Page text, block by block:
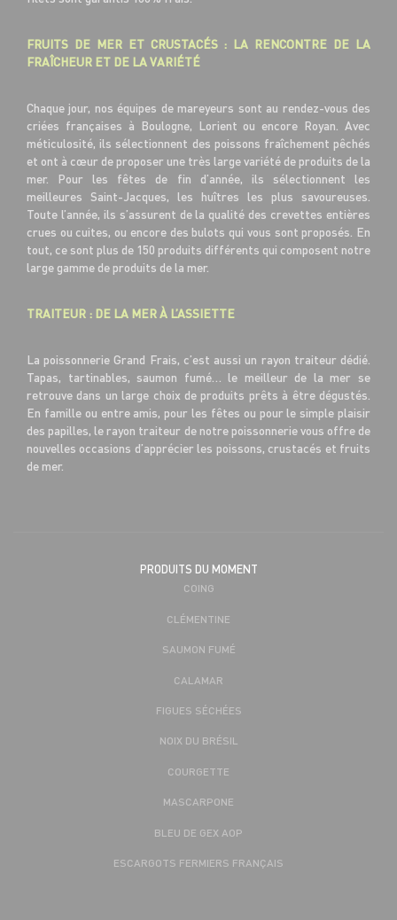
FRUITS DE MER ET CRUSTACÉS : LA RENCONTRE DE LA
FRAÎCHEUR ET DE LA VARIÉTÉ
Chaque jour, nos équipes de mareyeurs sont au rendez-vous des
criées françaises à Boulogne, Lorient ou encore Royan. Avec
méticulosité, ils sélectionnent des poissons fraîchement pêchés
et ont à cœur de proposer une très large variété de produits de la
mer. Pour les fêtes de fin d’année, ils sélectionnent les
meilleures Saint-Jacques, les huîtres les plus savoureuses.
Toute l’année, ils s’assurent de la qualité des crevettes entières
crues ou cuites, ou encore des bulots qui vous sont proposés. En
tout, ce sont plus de 150 produits différents qui composent notre
large gamme de produits de la mer.
TRAITEUR : DE LA MER À L’ASSIETTE
La poissonnerie Grand Frais, c’est aussi un rayon traiteur dédié.
Tapas, tartinables, saumon fumé… le meilleur de la mer se
retrouve dans un large choix de produits prêts à être dégustés.
En famille ou entre amis, pour les fêtes ou pour le simple plaisir
des papilles, le rayon traiteur de notre poissonnerie vous offre de
nouvelles occasions d’apprécier les poissons, crustacés et fruits
de mer.
PRODUITS DU MOMENT
COING
CLÉMENTINE
SAUMON FUMÉ
CALAMAR
FIGUES SÉCHÉES
NOIX DU BRÉSIL
COURGETTE
MASCARPONE
BLEU DE GEX AOP
ESCARGOTS FERMIERS FRANÇAIS